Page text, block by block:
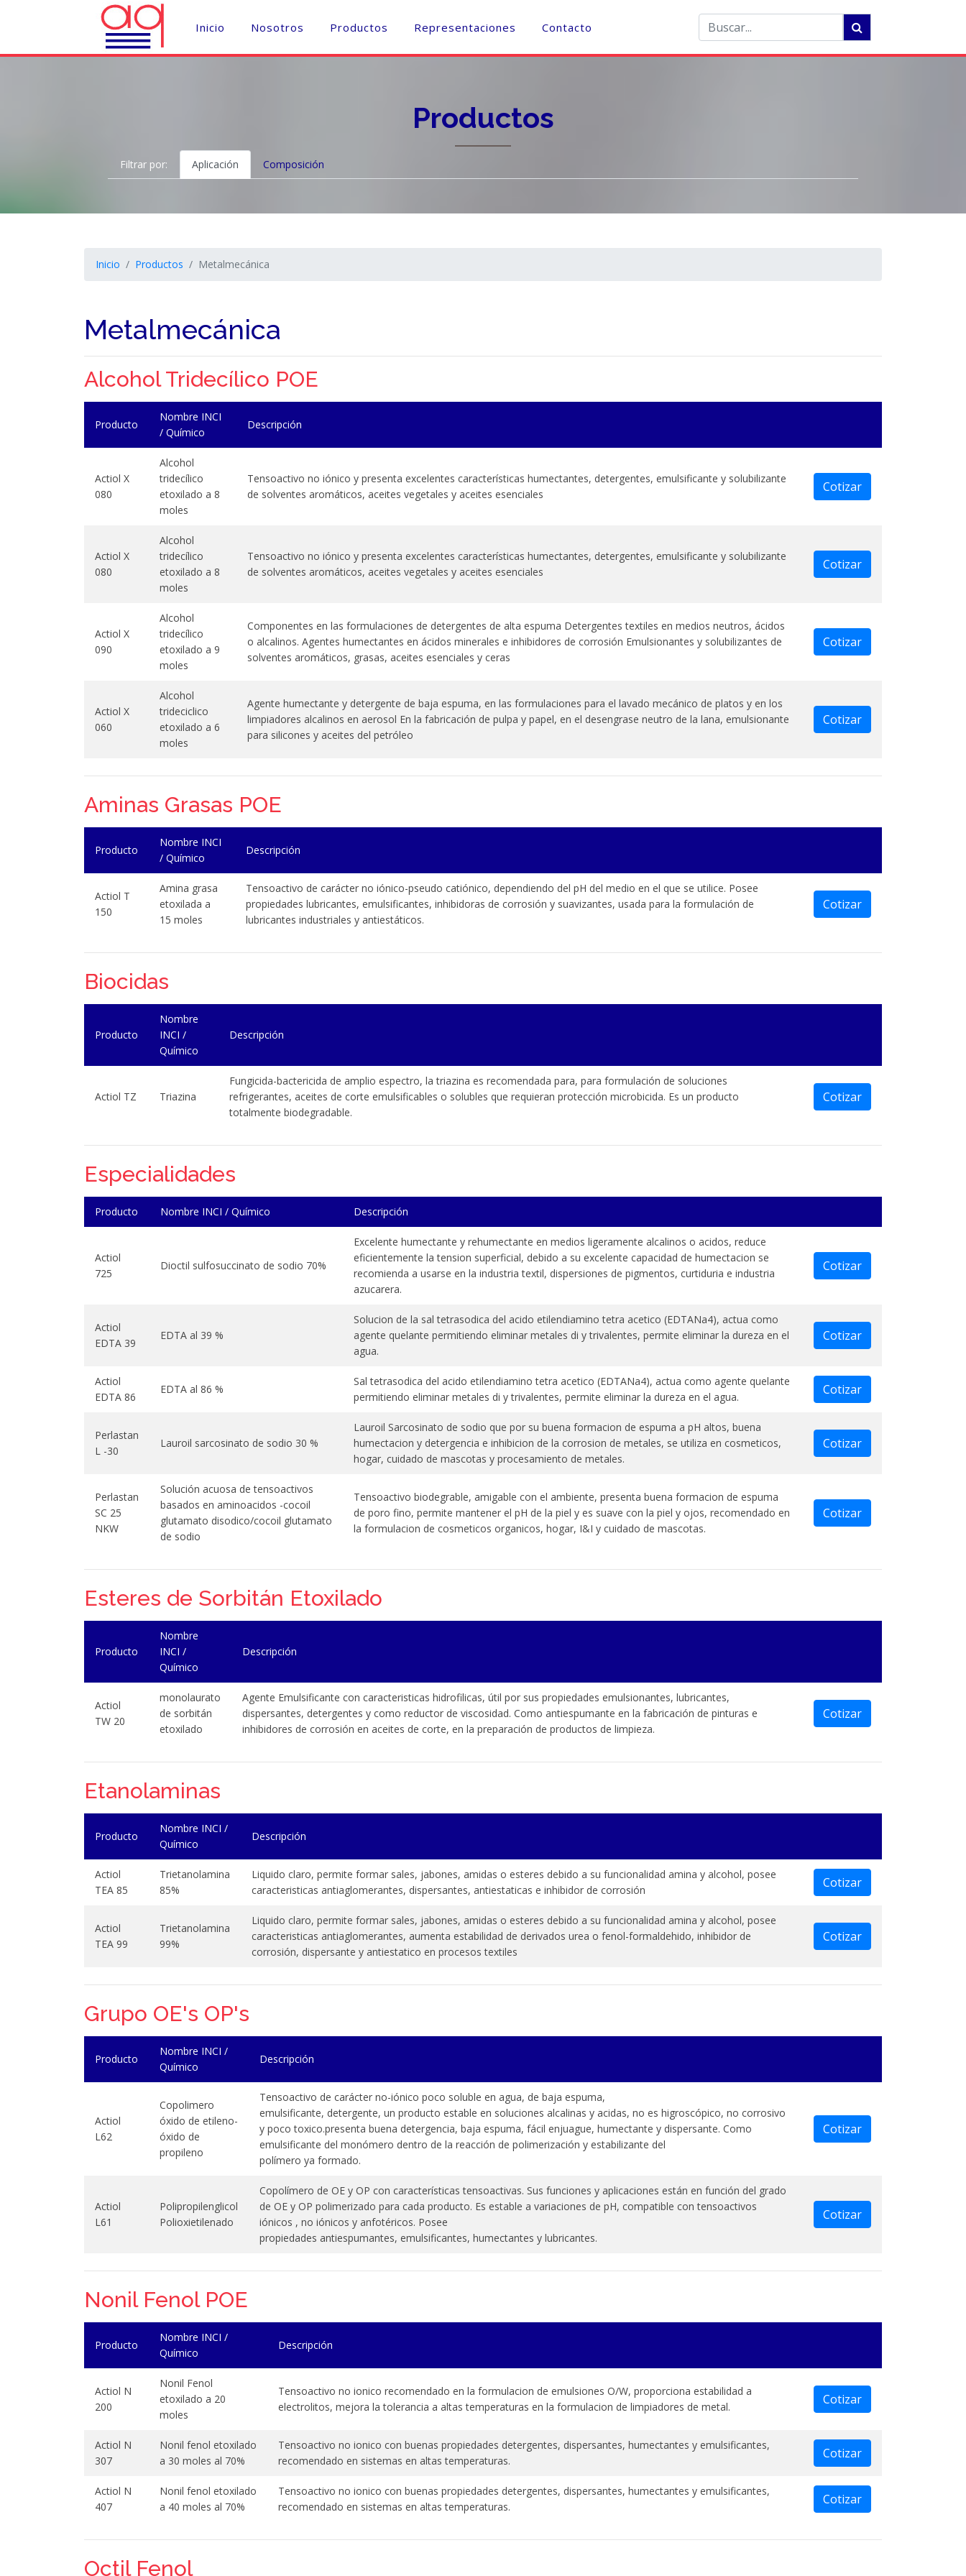
Inicio Nosotros Productos Representaciones Contacto
Productos
Filtrar por: Aplicación Composición
Inicio Productos Metalmecánica
Metalmecánica
Alcohol Tridecílico POE
Producto
Nombre INCI
/ Químico
Descripción
Actiol X
080
Alcohol
tridecílico
etoxilado a 8
moles
Tensoactivo no iónico y presenta excelentes características humectantes, detergentes, emulsificante y solubilizante
de solventes aromáticos, aceites vegetales y aceites esenciales
Cotizar
Actiol X
080
Alcohol
tridecílico
etoxilado a 8
moles
Tensoactivo no iónico y presenta excelentes características humectantes, detergentes, emulsificante y solubilizante
de solventes aromáticos, aceites vegetales y aceites esenciales
Cotizar
Actiol X
090
Alcohol
tridecílico
etoxilado a 9
moles
Componentes en las formulaciones de detergentes de alta espuma Detergentes textiles en medios neutros, ácidos
o alcalinos. Agentes humectantes en ácidos minerales e inhibidores de corrosión Emulsionantes y solubilizantes de
solventes aromáticos, grasas, aceites esenciales y ceras
Cotizar
Actiol X
060
Alcohol
trideciclico
etoxilado a 6
moles
Agente humectante y detergente de baja espuma, en las formulaciones para el lavado mecánico de platos y en los
limpiadores alcalinos en aerosol En la fabricación de pulpa y papel, en el desengrase neutro de la lana, emulsionante
para silicones y aceites del petróleo
Cotizar
Aminas Grasas POE
Producto
Nombre INCI
/ Químico
Descripción
Actiol T
150
Amina grasa
etoxilada a
15 moles
Tensoactivo de carácter no iónico-pseudo catiónico, dependiendo del pH del medio en el que se utilice. Posee
propiedades lubricantes, emulsificantes, inhibidoras de corrosión y suavizantes, usada para la formulación de
lubricantes industriales y antiestáticos.
Cotizar
Biocidas
Producto
Nombre
INCI /
Químico
Descripción
Actiol TZ Triazina
Fungicida-bactericida de amplio espectro, la triazina es recomendada para, para formulación de soluciones
refrigerantes, aceites de corte emulsificables o solubles que requieran protección microbicida. Es un producto
totalmente biodegradable.
Cotizar
Especialidades
Producto Nombre INCI / Químico Descripción
Actiol
725
Dioctil sulfosuccinato de sodio 70%
Excelente humectante y rehumectante en medios ligeramente alcalinos o acidos, reduce
eficientemente la tension superficial, debido a su excelente capacidad de humectacion se
recomienda a usarse en la industria textil, dispersiones de pigmentos, curtiduria e industria
azucarera.
Cotizar
Actiol
EDTA 39
EDTA al 39 %
Solucion de la sal tetrasodica del acido etilendiamino tetra acetico (EDTANa4), actua como
agente quelante permitiendo eliminar metales di y trivalentes, permite eliminar la dureza en el
agua.
Cotizar
Actiol
EDTA 86
EDTA al 86 %
Sal tetrasodica del acido etilendiamino tetra acetico (EDTANa4), actua como agente quelante
permitiendo eliminar metales di y trivalentes, permite eliminar la dureza en el agua.
Cotizar
Perlastan
L -30
Lauroil sarcosinato de sodio 30 %
Lauroil Sarcosinato de sodio que por su buena formacion de espuma a pH altos, buena
humectacion y detergencia e inhibicion de la corrosion de metales, se utiliza en cosmeticos,
hogar, cuidado de mascotas y procesamiento de metales.
Cotizar
Perlastan
SC 25
NKW
Solución acuosa de tensoactivos
basados en aminoacidos -cocoil
glutamato disodico/cocoil glutamato
de sodio
Tensoactivo biodegrable, amigable con el ambiente, presenta buena formacion de espuma
de poro fino, permite mantener el pH de la piel y es suave con la piel y ojos, recomendado en
la formulacion de cosmeticos organicos, hogar, I&I y cuidado de mascotas.
Cotizar
Esteres de Sorbitán Etoxilado
Producto
Nombre
INCI /
Químico
Descripción
Actiol
TW 20
monolaurato
de sorbitán
etoxilado
Agente Emulsificante con caracteristicas hidrofilicas, útil por sus propiedades emulsionantes, lubricantes,
dispersantes, detergentes y como reductor de viscosidad. Como antiespumante en la fabricación de pinturas e
inhibidores de corrosión en aceites de corte, en la preparación de productos de limpieza.
Cotizar
Etanolaminas
Producto
Nombre INCI /
Químico
Descripción
Actiol
TEA 85
Trietanolamina
85%
Liquido claro, permite formar sales, jabones, amidas o esteres debido a su funcionalidad amina y alcohol, posee
caracteristicas antiaglomerantes, dispersantes, antiestaticas e inhibidor de corrosión
Cotizar
Actiol
TEA 99
Trietanolamina
99%
Liquido claro, permite formar sales, jabones, amidas o esteres debido a su funcionalidad amina y alcohol, posee
caracteristicas antiaglomerantes, aumenta estabilidad de derivados urea o fenol-formaldehido, inhibidor de
corrosión, dispersante y antiestatico en procesos textiles
Cotizar
Grupo OE's OP's
Producto
Nombre INCI /
Químico
Descripción
Actiol
L62
Copolimero
óxido de etileno-
óxido de
propileno
Tensoactivo de carácter no-iónico poco soluble en agua, de baja espuma,
emulsificante, detergente, un producto estable en soluciones alcalinas y acidas, no es higroscópico, no corrosivo
y poco toxico.presenta buena detergencia, baja espuma, fácil enjuague, humectante y dispersante. Como
emulsificante del monómero dentro de la reacción de polimerización y estabilizante del
polímero ya formado.
Cotizar
Actiol
L61
Polipropilenglicol
Polioxietilenado
Copolímero de OE y OP con características tensoactivas. Sus funciones y aplicaciones están en función del grado
de OE y OP polimerizado para cada producto. Es estable a variaciones de pH, compatible con tensoactivos
iónicos , no iónicos y anfotéricos. Posee
propiedades antiespumantes, emulsificantes, humectantes y lubricantes.
Cotizar
Nonil Fenol POE
Producto
Nombre INCI /
Químico
Descripción
Actiol N
200
Nonil Fenol
etoxilado a 20
moles
Tensoactivo no ionico recomendado en la formulacion de emulsiones O/W, proporciona estabilidad a
electrolitos, mejora la tolerancia a altas temperaturas en la formulacion de limpiadores de metal.
Cotizar
Actiol N
307
Nonil fenol etoxilado
a 30 moles al 70%
Tensoactivo no ionico con buenas propiedades detergentes, dispersantes, humectantes y emulsificantes,
recomendado en sistemas en altas temperaturas.
Cotizar
Actiol N
407
Nonil fenol etoxilado
a 40 moles al 70%
Tensoactivo no ionico con buenas propiedades detergentes, dispersantes, humectantes y emulsificantes,
recomendado en sistemas en altas temperaturas.
Cotizar
Octil Fenol